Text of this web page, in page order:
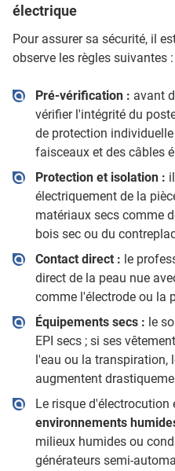
électrique
Pour assurer sa sécurité, il
observe les règles suivantes :
Pré-vérification : avant
vérifier l'intégrité du
de protection
faisceaux et des câbles
Protection et isolation :
électriquement de la
matériaux secs comme
bois sec ou du
Contact direct : le
direct de la peau nue
comme l'électrode ou la
Équipements secs : le
EPI secs ; si ses
l'eau ou la transpiration,
augmentent
Le risque d'électrocution
environnements
milieux humides ou
générateurs semi-